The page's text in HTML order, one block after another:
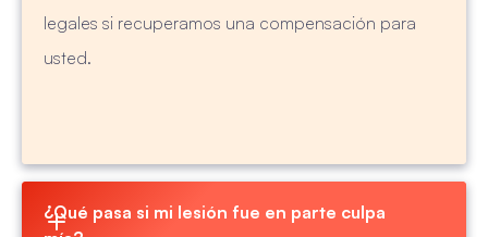
legales si recuperamos una compensación para
usted.
¿Qué pasa si mi lesión fue en parte culpa